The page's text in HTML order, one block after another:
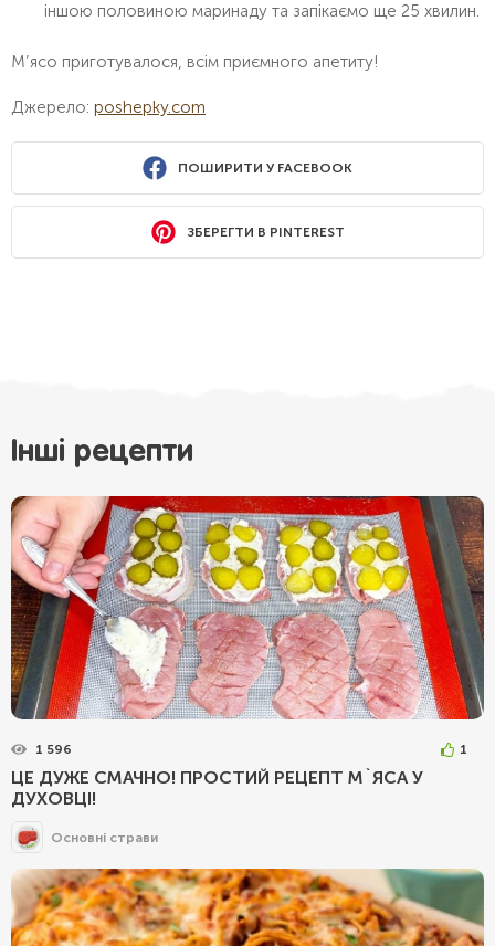
іншою половиною маринаду та запікаємо ще 25 хвилин.
М’ясо приготувалося, всім приємного апетиту!
Джерело: poshepky.com
ПОШИРИТИ У FACEBOOK
ЗБЕРЕГТИ В PINTEREST
Інші рецепти
1 596 1
ЦЕ ДУЖЕ СМАЧНО! ПРОСТИЙ РЕЦЕПТ М`ЯСА У
ДУХОВЦІ!
Основні страви